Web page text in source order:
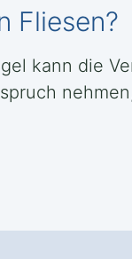
Fliesen?
kann die